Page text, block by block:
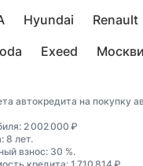
Hyundai Renault
Exeed
автокредита на покупку
2 002 000 ₽
8 лет.
взнос: 30 %.